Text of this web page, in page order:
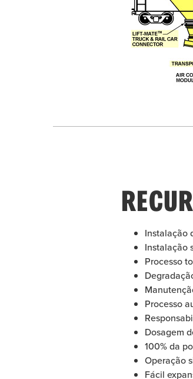
Instalação
Instalação
Processo
Processo
Dosagem
100% da
Operação
Fácil